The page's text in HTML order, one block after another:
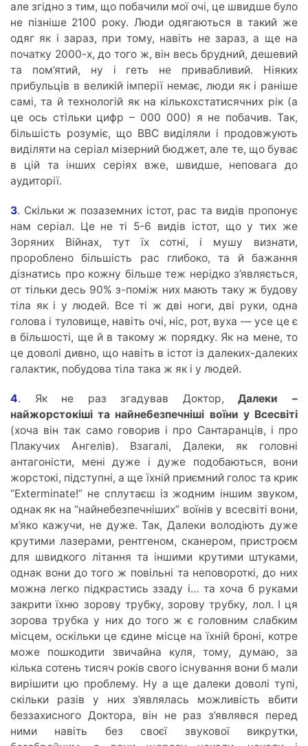
але згідно з тим, що побачили мої очі, це швидше було
не пізніше 2100 року. Люди одягаються в такий же
одяг як і зараз, при тому, навіть не зараз, а ще на
початку 2000-х, до того ж, він весь брудний, дешевий
та пом’ятий, ну і геть не привабливий. Ніяких
прибульців в великій імперії немає, люди як і раніше
самі, та й технологій як на кількохстатисячних рік (а
це ось стільки цифр – 000 000) я не побачив. Так,
більшість розуміє, що BBC виділяли і продовжують
виділяти на серіал мізерний бюджет, але те, що буває
в цій та інших серіях вже, швидше, неповага до
аудиторії.
3. Скільки ж позаземних істот, рас та видів пропонує
нам серіал. Це не ті 5-6 видів істот, що у тих же
Зоряних Війнах, тут їх сотні, і мушу визнати,
пророблено більшість рас глибоко, та й бажання
дізнатись про кожну більше теж нерідко з’являється,
от тільки десь 90% з-поміж них мають таку ж будову
тіла як і у людей. Все ті ж дві ноги, дві руки, одна
голова і туловище, навіть очі, ніс, рот, вуха — усе це є
в більшості, ще й в такому ж порядку. Як на мене, то
це доволі дивно, що навіть в істот із далеких-далеких
галактик, побудова тіла така ж як і у людей.
4. Як не раз згадував Доктор,Далеки –
найжорстокіші та найнебезпечніші воїни у Всесвіті
(хоча він так само говорив і про Сантаранців, і про
Плакучих Ангелів). Взагалі, Далеки, як головні
антагоністи, мені дуже і дуже подобаються, вони
жорстокі, підступні, а ще їхній приємний голос та крик
“Exterminate!” не сплутаєш із жодним іншим звуком,
однак як на “найнебезпечніших” воїнів у всесвіті вони,
м’яко кажучи, не дуже. Так, Далеки володіють дуже
крутими лазерами, рентгеном, сканером, пристроєм
для швидкого літання та іншими крутими штуками,
однак вони до того ж повільні та неповороткі, до них
можна легко підкрастись ззаду і… та хоча б руками
закрити їхню зорову трубку, зорову трубку, лол. І ця
зорова трубка у них до того ж є головним слабким
місцем, оскільки це єдине місце на їхній броні, котре
може пошкодити звичайна куля, тому, думаю, за
кілька сотень тисяч років свого існування вони б мали
вирішити цю проблему. Ну а ще далеки доволі тупі,
скільки разів у них з’являлась можливість вбити
беззахисного Доктора, він не раз з’являвся перед
ними навіть без своєї звукової викрутки,